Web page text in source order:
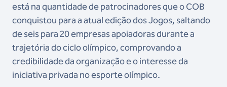
está na quantidade de patrocinadores que o COB
conquistou para a atual edição dos Jogos, saltando
de seis para 20 empresas apoiadoras durante a
trajetória do ciclo olímpico, comprovando a
credibilidade da organização e o interesse da
iniciativa privada no esporte olímpico.